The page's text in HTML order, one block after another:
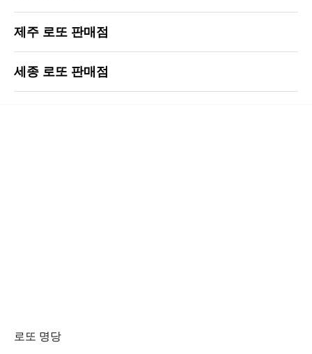
제주 로또 판매점
세종 로또 판매점
로또 명당